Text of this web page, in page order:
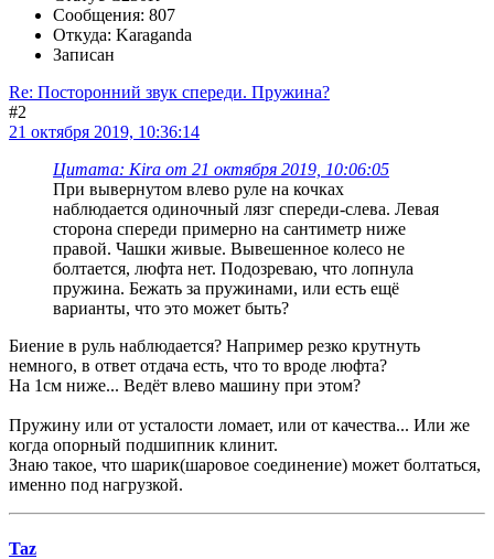
Сообщения: 807
Откуда: Karaganda
Записан
Re: Посторонний звук спереди. Пружина?
#2
21 октября 2019, 10:36:14
Цитата: Kira от 21 октября 2019, 10:06:05
При вывернутом влево руле на кочках
наблюдается одиночный лязг спереди-слева. Левая
сторона спереди примерно на сантиметр ниже
правой. Чашки живые. Вывешенное колесо не
болтается, люфта нет. Подозреваю, что лопнула
пружина. Бежать за пружинами, или есть ещё
варианты, что это может быть?
Биение в руль наблюдается? Например резко крутнуть
немного, в ответ отдача есть, что то вроде люфта?
На 1см ниже... Ведёт влево машину при этом?
Пружину или от усталости ломает, или от качества... Или же
когда опорный подшипник клинит.
Знаю такое, что шарик(шаровое соединение) может болтаться,
именно под нагрузкой.
Taz